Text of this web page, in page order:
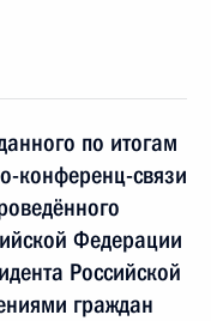
по итогам
конференц-связи
Федерации
Российской
граждан